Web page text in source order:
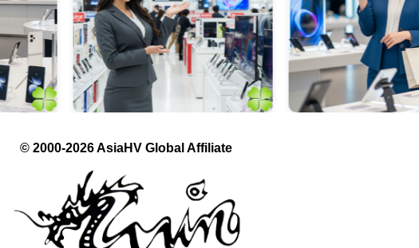
© 2000-2026 AsiaHV Global Affiliate